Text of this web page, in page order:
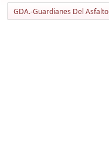
GDA.-Guardianes Del Asfalto